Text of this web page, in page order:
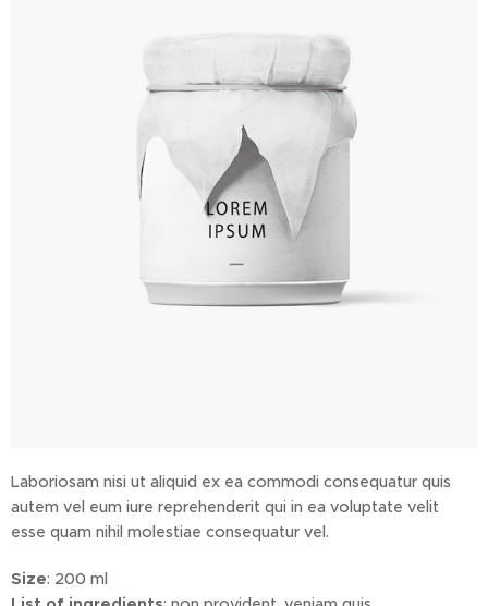
Laboriosam nisi ut aliquid ex ea commodi consequatur quis
autem vel eum iure reprehenderit qui in ea voluptate velit
esse quam nihil molestiae consequatur vel.
Size: 200 ml